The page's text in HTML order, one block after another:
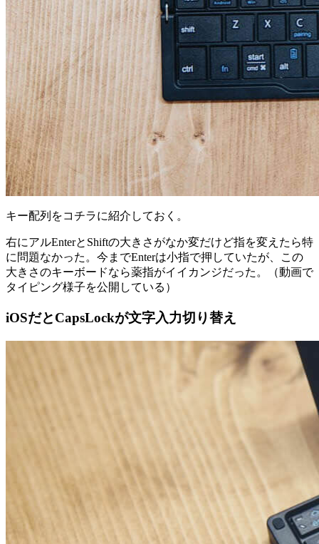
キー配列をコチラに紹介しておく。
右にアルEnterとShiftの大きさがなか変だけど指を変えたら特
に問題なかった。今までEnterは小指で押していたが、この
大きさのキーボードなら薬指がイイカンジだった。（動画で
タイピング様子を公開している）
iOSだとCapsLockが文字入力切り替え